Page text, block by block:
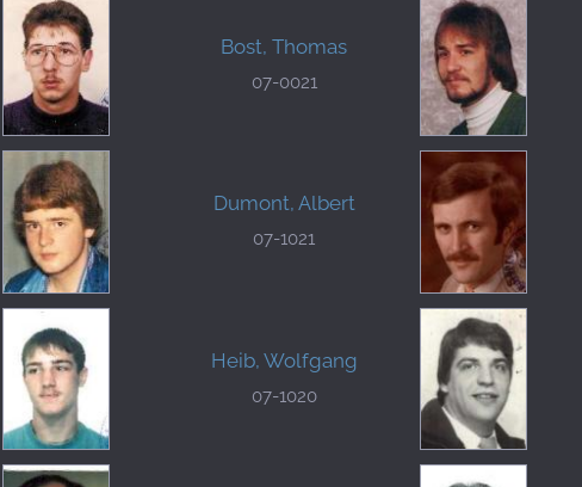
Bost, Thomas
07-0021
Dumont, Albert
07-1021
Heib, Wolfgang
07-1020